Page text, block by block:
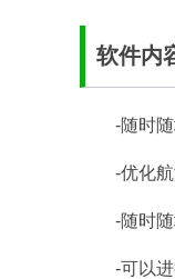
软件内
-随时
-优化
-随时
-可以